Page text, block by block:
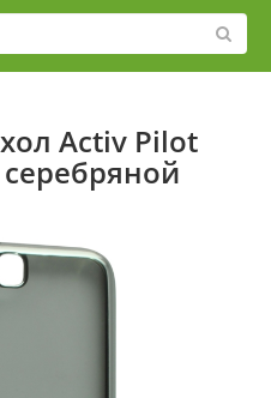
Activ Pilot